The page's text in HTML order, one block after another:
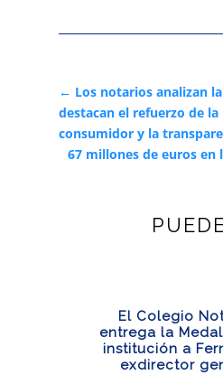
← Los notarios analizan
destacan el refuerzo de
consumidor y la
67 millones de euros en
El Colegio
entrega la
institución a
exdirector